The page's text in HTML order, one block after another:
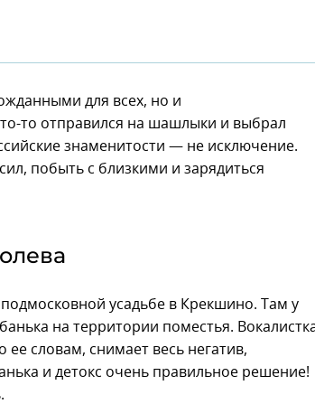
для всех, но и
то отправился на шашлыки и выбрал
знаменитости — не исключение.
побыть с близкими и зарядиться
усадьбе в Крекшино. Там у
на территории поместья.
словам, снимает весь негатив,
и детокс очень правильное решение!